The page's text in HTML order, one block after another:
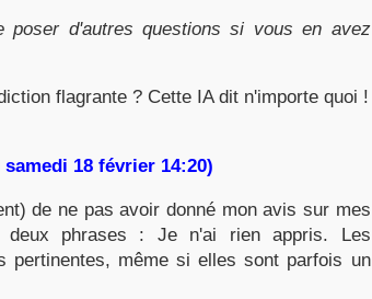
poser d'autres questions si vous en avez
flagrante ? Cette IA dit n'importe quoi !
18 février 14:20)
de ne pas avoir donné mon avis sur mes
deux phrases : Je n'ai rien appris. Les
pertinentes, même si elles sont parfois un